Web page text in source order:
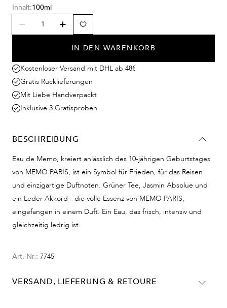
Inhalt:100ml
IN DEN WARENKORB
Kostenloser Versand mit DHL ab 48€
Gratis Rücklieferungen
Mit Liebe Handverpackt
Inklusive 3 Gratisproben
BESCHREIBUNG
Eau de Memo, kreiert anlässlich des 10-jährigen Geburtstages
von MEMO PARIS, ist ein Symbol für Frieden, für das Reisen
und einzigartige Duftnoten. Grüner Tee, Jasmin Absolue und
ein Leder-Akkord - die volle Essenz von MEMO PARIS,
eingefangen in einem Duft. Ein Eau, das frisch, intensiv und
gleichzeitig ledrig ist.
Art.-Nr.: 7745
VERSAND, LIEFERUNG & RETOURE